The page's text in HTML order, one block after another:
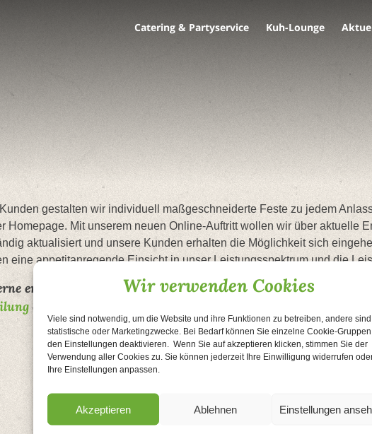
Wir verwenden Cookies
Viele sind notwendig, um die Website und ihre Funktionen zu betreiben, andere
statistische oder Marketingzwecke. Bei Bedarf können Sie einzelne Cookie-
den Einstellungen deaktivieren. Wenn Sie auf akzeptieren klicken, stimmen Sie der
Verwendung aller Cookies zu. Sie können jederzeit Ihre Einwilligung widerrufen
Ihre Einstellungen anpassen.
Akzeptieren Ablehnen Einstellungen
Catering & Partyservice Kuh-Lounge
gestalten wir individuell maßgeschneiderte Feste zu jedem
Homepage. Mit unserem neuen Online-Auftritt wollen wir über aktuelle
aktualisiert und unsere Kunden erhalten die Möglichkeit sich
eine appetitanregende Einsicht in unser Leistungsspektrum und die
entgegen.
oder nutzen Sie unser
AGB Kontakt Datenschutzerklärung Cookie-